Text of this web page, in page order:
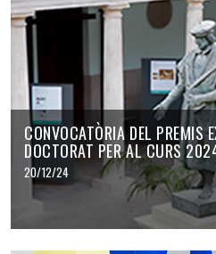
CONVOCATÒRIA DEL PREMIS
DOCTORAT PER AL CURS
20/12/24